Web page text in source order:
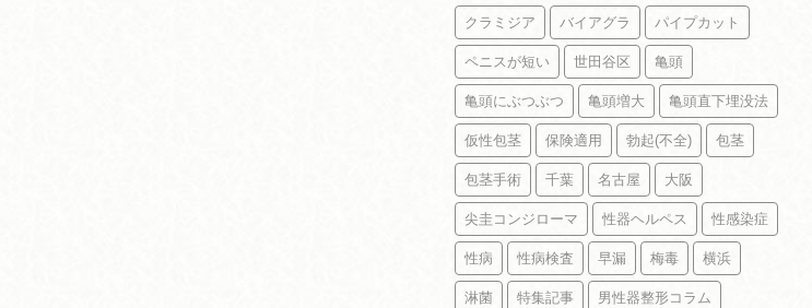
クラミジア バイアグラ パイプカット
ペニスが短い 世田谷区 亀頭
亀頭にぶつぶつ 亀頭増大 亀頭直下埋没法
仮性包茎 保険適用 勃起(不全) 包茎
包茎手術 千葉 名古屋 大阪
尖圭コンジローマ 性器ヘルペス 性感染症
性病 性病検査 早漏 梅毒 横浜
淋菌 特集記事 男性器整形コラム